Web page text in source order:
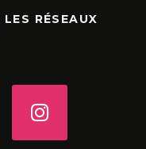
RÉSEAUX